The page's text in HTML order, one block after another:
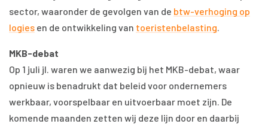
sector, waaronder de gevolgen van de btw-verhoging op
logies en de ontwikkeling van toeristenbelasting.
MKB-debat
Op 1 juli jl. waren we aanwezig bij het MKB-debat, waar
opnieuw is benadrukt dat beleid voor ondernemers
werkbaar, voorspelbaar en uitvoerbaar moet zijn. De
komende maanden zetten wij deze lijn door en daarbij